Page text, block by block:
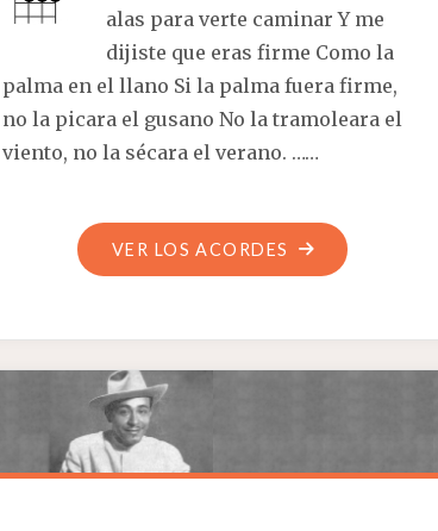
alas para verte caminar Y me
dijiste que eras firme Como la
palma en el llano Si la palma fuera firme,
no la picara el gusano No la tramoleara el
viento, no la sécara el verano. ……
VER LOS ACORDES "PAJARILLO"